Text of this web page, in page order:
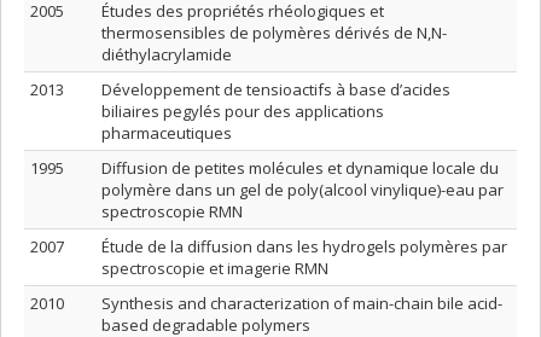
2005
Études des propriétés rhéologiques et
thermosensibles de polymères dérivés de N,N-
diéthylacrylamide
2013
Développement de tensioactifs à base d’acides
biliaires pegylés pour des applications
pharmaceutiques
1995
Diffusion de petites molécules et dynamique locale du
polymère dans un gel de poly(alcool vinylique)-eau par
spectroscopie RMN
2007
Étude de la diffusion dans les hydrogels polymères par
spectroscopie et imagerie RMN
2010
Synthesis and characterization of main-chain bile acid-
based degradable polymers